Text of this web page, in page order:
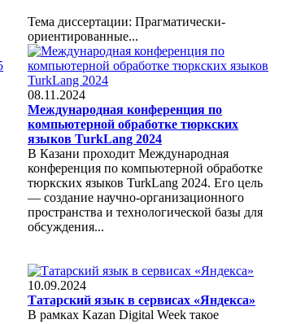
Тема диссертации: Прагматически-
ориентированные...
08.11.2024
Международная конференция по
компьютерной обработке тюркских
языков TurkLang 2024
В Казани проходит Международная
конференция по компьютерной обработке
тюркских языков TurkLang 2024. Его цель
— создание научно-организационного
пространства и технологической базы для
обсуждения...
10.09.2024
Татарский язык в сервисах «Яндекса»
В рамках Kazan Digital Week такое